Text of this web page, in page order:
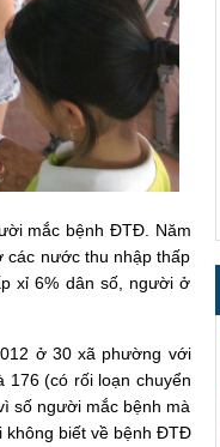
mắc bệnh ĐTĐ. Năm
các nước thu nhập thấp
xỉ 6% dân số, người ở
ở 30 xã phường với
176 (có rối loạn chuyển
số người mắc bệnh mà
không biết về bệnh ĐTĐ